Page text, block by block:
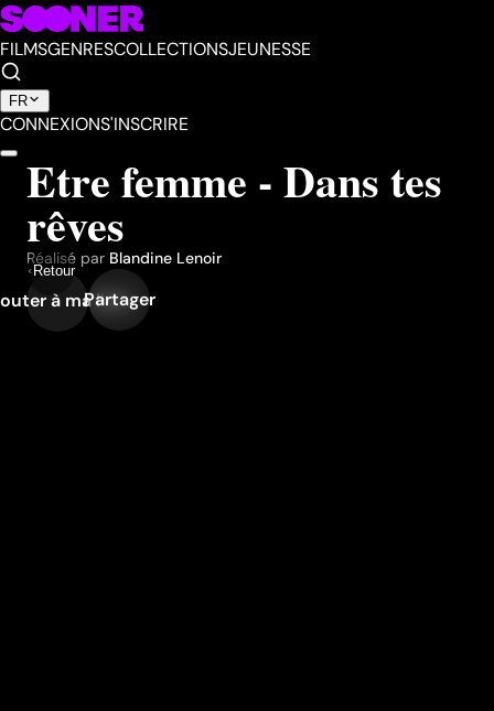
FILMSGENRESCOLLECTIONSJEUNESSE
FR
CONNEXIONS'INSCRIRE
Retour
Etre femme - Dans tes
rêves
Réalisé par Blandine Lenoir
à ma liste
Partager